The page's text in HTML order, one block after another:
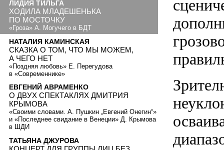
ЛИДИЯ ТИЛЬГА
ХОДИЛА МЛАДЕШЕНЬКА
ПО МОСТОЧКУ
«Гроза» А. Могучего в БДТ
НАТАЛИЯ КАМИНСКАЯ
СКАЗКА О ТОМ, ЧТО МЫ МОЖЕМ,
А ЧЕГО НЕТ
«Поздняя любовь» Е. Перегудова
в «Современнике»
ЕВГЕНИЙ АВРАМЕНКО
О ДВУХ СПЕКТАКЛЯХ ДМИТРИЯ
КРЫМОВА
«Своими словами. А. Пушкин „Евгений Онегин“»
и «Последнее свидание в Венеции» Д. Крымова
в ШДИ
ТАТЬЯНА ДЖУРОВА